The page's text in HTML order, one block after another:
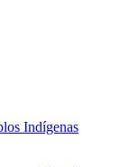
Indígenas